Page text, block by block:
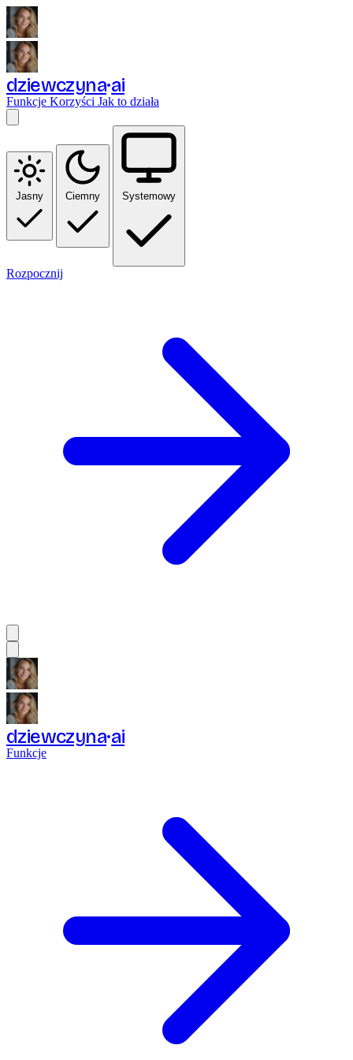
dziewczyna ai
Funkcje Korzyści Jak to działa
Jasny Ciemny Systemowy
Rozpocznij
dziewczyna ai
Funkcje